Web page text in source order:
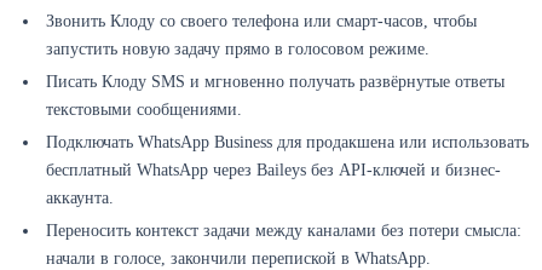
Звонить Клоду со своего телефона или смарт-часов, чтобы
запустить новую задачу прямо в голосовом режиме.
Писать Клоду SMS и мгновенно получать развёрнутые ответы
текстовыми сообщениями.
Подключать WhatsApp Business для продакшена или использовать
бесплатный WhatsApp через Baileys без API-ключей и бизнес-
аккаунта.
Переносить контекст задачи между каналами без потери смысла:
начали в голосе, закончили перепиской в WhatsApp.